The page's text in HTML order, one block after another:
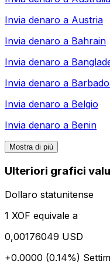
Invia denaro a Austria
Invia denaro a Bahrain
Invia denaro a
Invia denaro a
Invia denaro a Belgio
Invia denaro a Benin
Mostra di più
Ulteriori grafici
Dollaro statunitense
1 XOF equivale a
0,00176049 USD
+0.0000 (0.14%)